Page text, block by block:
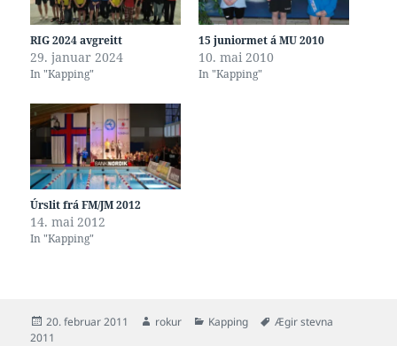
RIG 2024 avgreitt
29. januar 2024
In "Kapping"
15 juniormet á MU 2010
10. mai 2010
In "Kapping"
Úrslit frá FM/JM 2012
14. mai 2012
In "Kapping"
Posted
on
20. februar 2011 Author
rokur Categories
Kapping Tags
Ægir stevna
2011